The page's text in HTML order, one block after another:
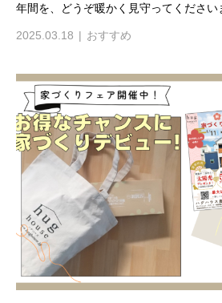
年間を、どうぞ暖かく見守ってください
2025.03.18 おすすめ